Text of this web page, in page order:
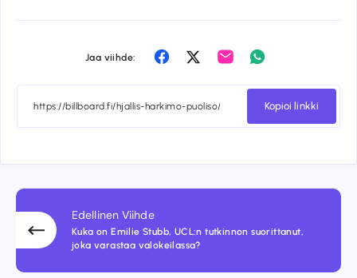
Jaa viihde:
Share
Facebook
Share
Twitter
Share
Whatsapp
Kopioi linkki
Edellinen Viihde
Kuka on Emilie Stubb, UCL:n tutkinnon suorittanut,
joka varastaa valokeilassa?